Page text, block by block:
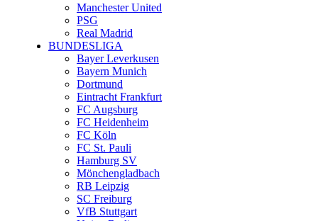
Manchester United
PSG
Real Madrid
BUNDESLIGA
Bayer Leverkusen
Bayern Munich
Dortmund
Eintracht Frankfurt
FC Augsburg
FC Heidenheim
FC Köln
FC St. Pauli
Hamburg SV
Mönchengladbach
RB Leipzig
SC Freiburg
VfB Stuttgart